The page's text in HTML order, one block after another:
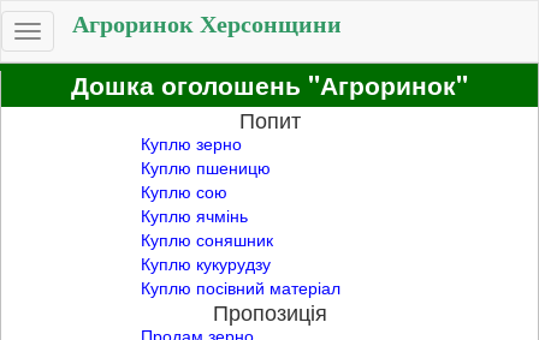
Toggle
navigation
Агроринок Херсонщини
Дошка оголошень "Агроринок"
Попит
Куплю зерно
Куплю пшеницю
Куплю сою
Куплю ячмінь
Куплю соняшник
Куплю кукурудзу
Куплю посівний матеріал
Пропозиція
Продам зерно